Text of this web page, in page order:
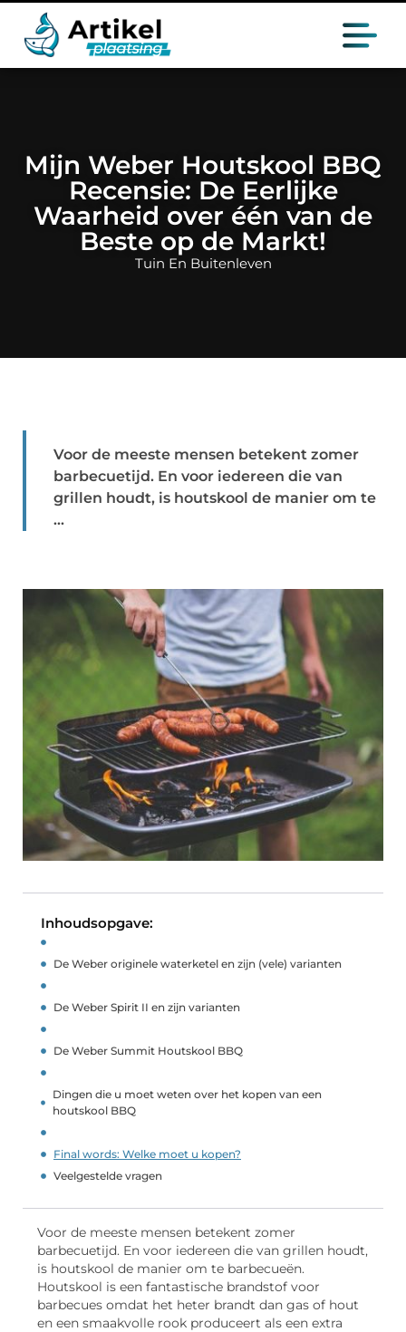
Mijn Weber Houtskool BBQ
Recensie: De Eerlijke
Waarheid over één van de
Beste op de Markt!
Tuin En Buitenleven
Voor de meeste mensen betekent zomer
barbecuetijd. En voor iedereen die van
grillen houdt, is houtskool de manier om te
...
Inhoudsopgave:
De Weber originele waterketel en zijn (vele) varianten
De Weber Spirit II en zijn varianten
De Weber Summit Houtskool BBQ
Dingen die u moet weten over het kopen van een
houtskool BBQ
Final words: Welke moet u kopen?
Veelgestelde vragen
Voor de meeste mensen betekent zomer
barbecuetijd. En voor iedereen die van grillen houdt,
is houtskool de manier om te barbecueën.
Houtskool is een fantastische brandstof voor
barbecues omdat het heter brandt dan gas of hout
en een smaakvolle rook produceert als een extra